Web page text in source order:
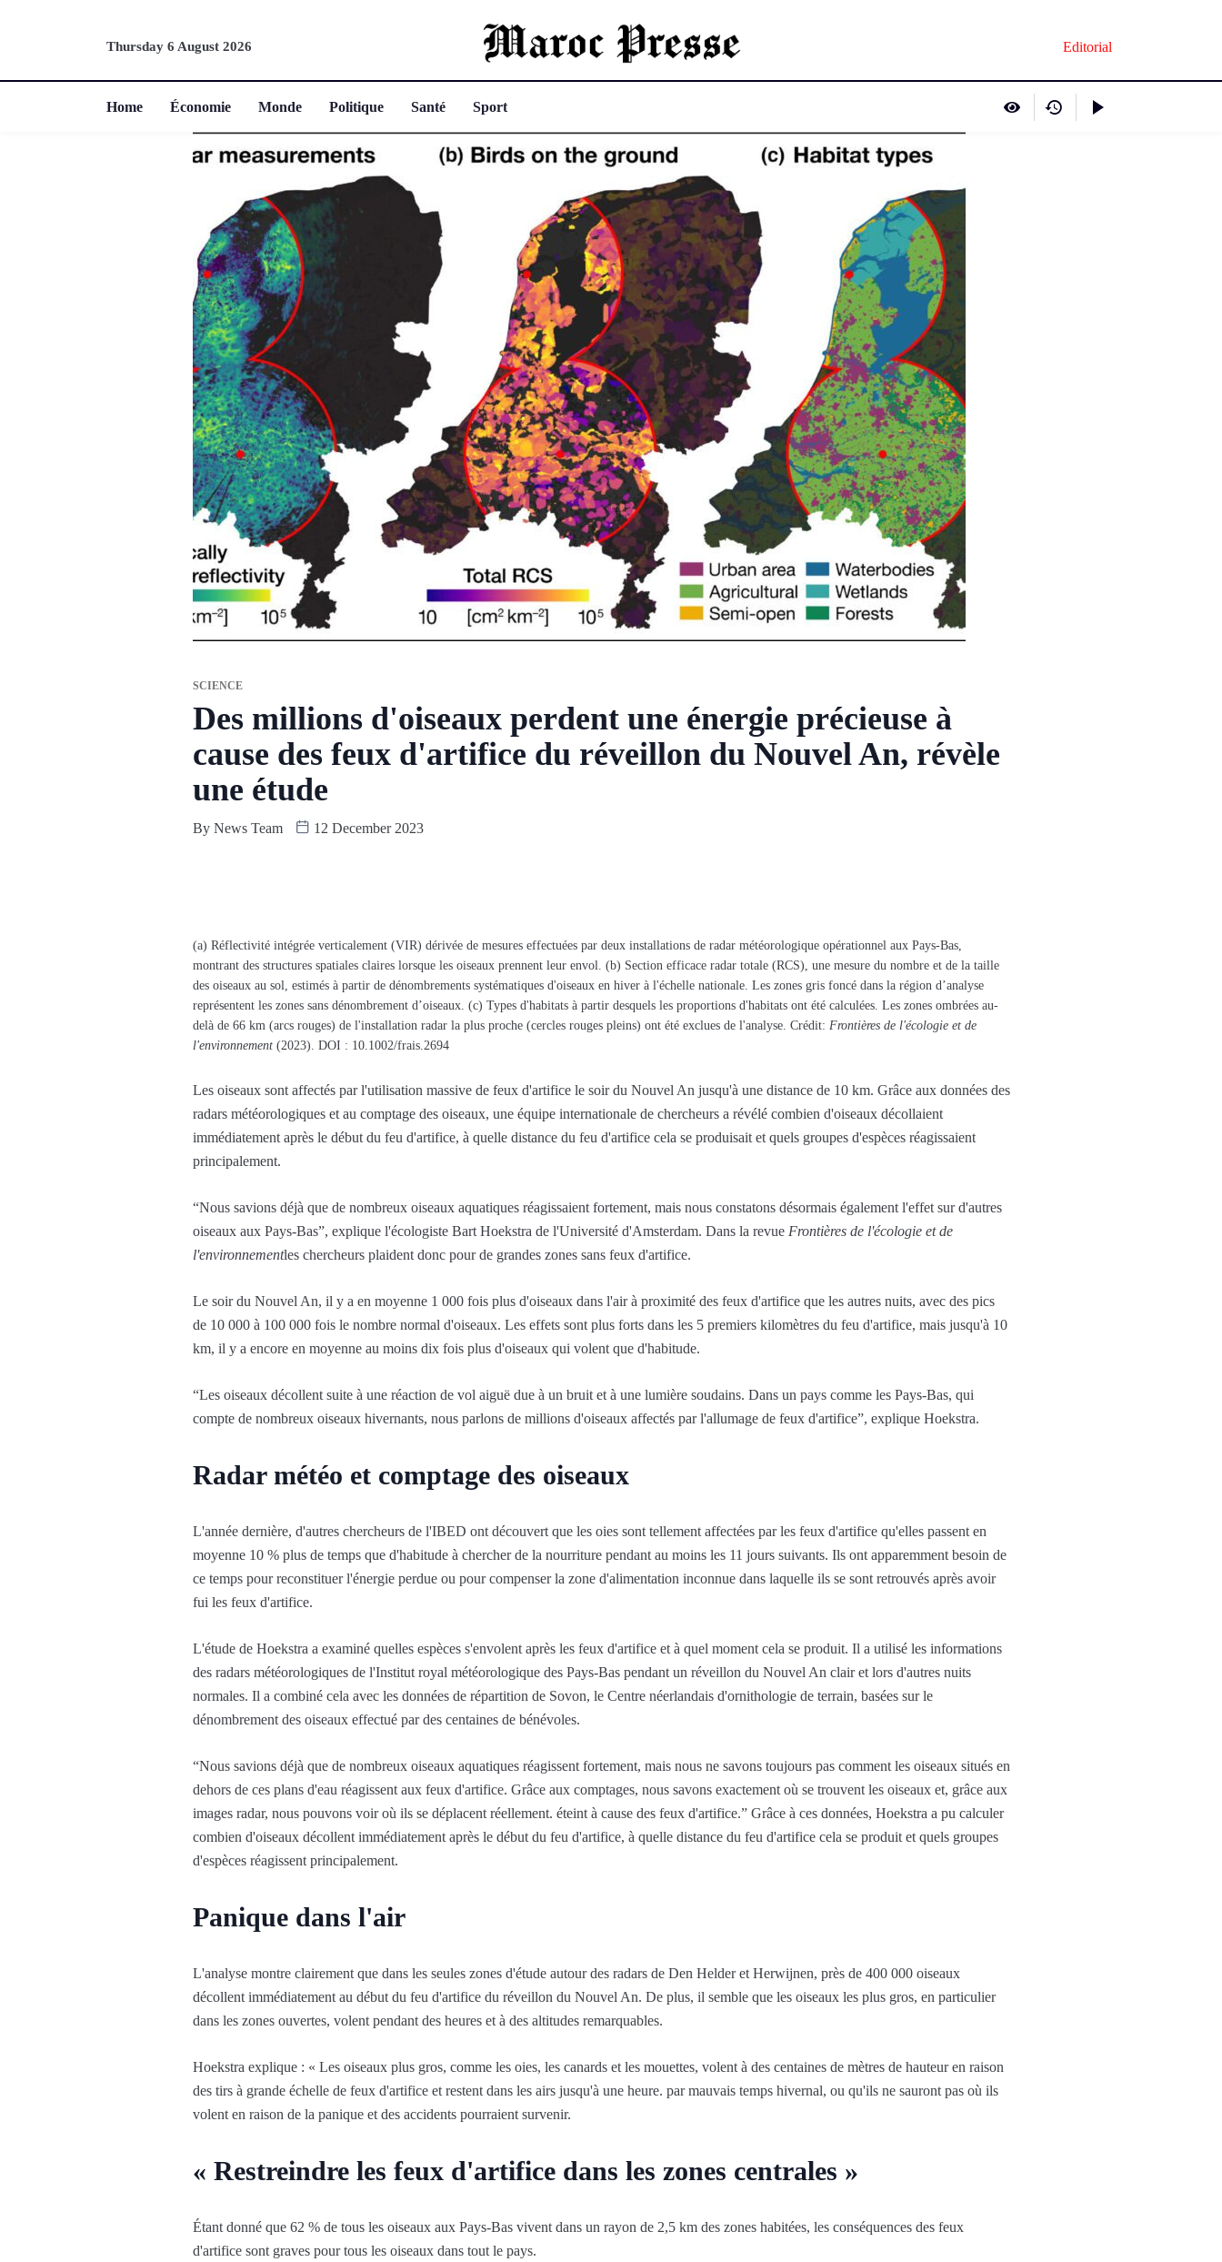
Thursday 6 August 2026 Editorial
Home Économie Monde Politique Santé Sport
SCIENCE
Des millions d'oiseaux perdent une énergie précieuse à
cause des feux d'artifice du réveillon du Nouvel An, révèle
une étude
By News Team 12 December 2023
(a) Réflectivité intégrée verticalement (VIR) dérivée de mesures effectuées par deux installations de radar météorologique opérationnel aux Pays-Bas,
montrant des structures spatiales claires lorsque les oiseaux prennent leur envol. (b) Section efficace radar totale (RCS), une mesure du nombre et de la taille
des oiseaux au sol, estimés à partir de dénombrements systématiques d'oiseaux en hiver à l'échelle nationale. Les zones gris foncé dans la région d’analyse
représentent les zones sans dénombrement d’oiseaux. (c) Types d'habitats à partir desquels les proportions d'habitats ont été calculées. Les zones ombrées au-
delà de 66 km (arcs rouges) de l'installation radar la plus proche (cercles rouges pleins) ont été exclues de l'analyse. Crédit: Frontières de l'écologie et de
l'environnement (2023). DOI : 10.1002/frais.2694
Les oiseaux sont affectés par l'utilisation massive de feux d'artifice le soir du Nouvel An jusqu'à une distance de 10 km. Grâce aux données des
radars météorologiques et au comptage des oiseaux, une équipe internationale de chercheurs a révélé combien d'oiseaux décollaient
immédiatement après le début du feu d'artifice, à quelle distance du feu d'artifice cela se produisait et quels groupes d'espèces réagissaient
principalement.
“Nous savions déjà que de nombreux oiseaux aquatiques réagissaient fortement, mais nous constatons désormais également l'effet sur d'autres
oiseaux aux Pays-Bas”, explique l'écologiste Bart Hoekstra de l'Université d'Amsterdam. Dans la revue Frontières de l'écologie et de
l'environnementles chercheurs plaident donc pour de grandes zones sans feux d'artifice.
Le soir du Nouvel An, il y a en moyenne 1 000 fois plus d'oiseaux dans l'air à proximité des feux d'artifice que les autres nuits, avec des pics
de 10 000 à 100 000 fois le nombre normal d'oiseaux. Les effets sont plus forts dans les 5 premiers kilomètres du feu d'artifice, mais jusqu'à 10
km, il y a encore en moyenne au moins dix fois plus d'oiseaux qui volent que d'habitude.
“Les oiseaux décollent suite à une réaction de vol aiguë due à un bruit et à une lumière soudains. Dans un pays comme les Pays-Bas, qui
compte de nombreux oiseaux hivernants, nous parlons de millions d'oiseaux affectés par l'allumage de feux d'artifice”, explique Hoekstra.
Radar météo et comptage des oiseaux
L'année dernière, d'autres chercheurs de l'IBED ont découvert que les oies sont tellement affectées par les feux d'artifice qu'elles passent en
moyenne 10 % plus de temps que d'habitude à chercher de la nourriture pendant au moins les 11 jours suivants. Ils ont apparemment besoin de
ce temps pour reconstituer l'énergie perdue ou pour compenser la zone d'alimentation inconnue dans laquelle ils se sont retrouvés après avoir
fui les feux d'artifice.
L'étude de Hoekstra a examiné quelles espèces s'envolent après les feux d'artifice et à quel moment cela se produit. Il a utilisé les informations
des radars météorologiques de l'Institut royal météorologique des Pays-Bas pendant un réveillon du Nouvel An clair et lors d'autres nuits
normales. Il a combiné cela avec les données de répartition de Sovon, le Centre néerlandais d'ornithologie de terrain, basées sur le
dénombrement des oiseaux effectué par des centaines de bénévoles.
“Nous savions déjà que de nombreux oiseaux aquatiques réagissent fortement, mais nous ne savons toujours pas comment les oiseaux situés en
dehors de ces plans d'eau réagissent aux feux d'artifice. Grâce aux comptages, nous savons exactement où se trouvent les oiseaux et, grâce aux
images radar, nous pouvons voir où ils se déplacent réellement. éteint à cause des feux d'artifice.” Grâce à ces données, Hoekstra a pu calculer
combien d'oiseaux décollent immédiatement après le début du feu d'artifice, à quelle distance du feu d'artifice cela se produit et quels groupes
d'espèces réagissent principalement.
Panique dans l'air
L'analyse montre clairement que dans les seules zones d'étude autour des radars de Den Helder et Herwijnen, près de 400 000 oiseaux
décollent immédiatement au début du feu d'artifice du réveillon du Nouvel An. De plus, il semble que les oiseaux les plus gros, en particulier
dans les zones ouvertes, volent pendant des heures et à des altitudes remarquables.
Hoekstra explique : « Les oiseaux plus gros, comme les oies, les canards et les mouettes, volent à des centaines de mètres de hauteur en raison
des tirs à grande échelle de feux d'artifice et restent dans les airs jusqu'à une heure. par mauvais temps hivernal, ou qu'ils ne sauront pas où ils
volent en raison de la panique et des accidents pourraient survenir.
« Restreindre les feux d'artifice dans les zones centrales »
Étant donné que 62 % de tous les oiseaux aux Pays-Bas vivent dans un rayon de 2,5 km des zones habitées, les conséquences des feux
d'artifice sont graves pour tous les oiseaux dans tout le pays.